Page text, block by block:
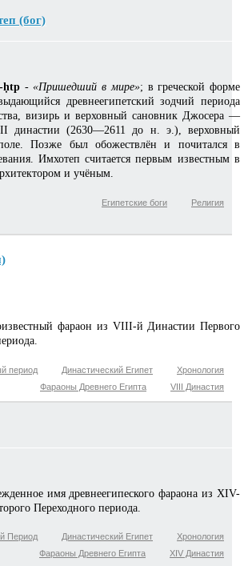
(бог)
ḥtp-«Пришедший в мире»; в греческой форме
древнеегипетский зодчий периода
визирь и верховный сановник Джосера —
династии (2630—2611 до н. э.), верховный
Позже был обожествлён и почитался в
Имхотеп считается первым известным в
и учёным.
Религия
Египетские боги
фараон из VIII-й Династии Первого
Хронология
Династический Египет
период
VIII Династия
Фараоны Древнего Египта
имя древнеегипеского фараона из XIV-
Переходного периода.
Хронология
Династический Египет
Период
XIV Династия
Фараоны Древнего Египта